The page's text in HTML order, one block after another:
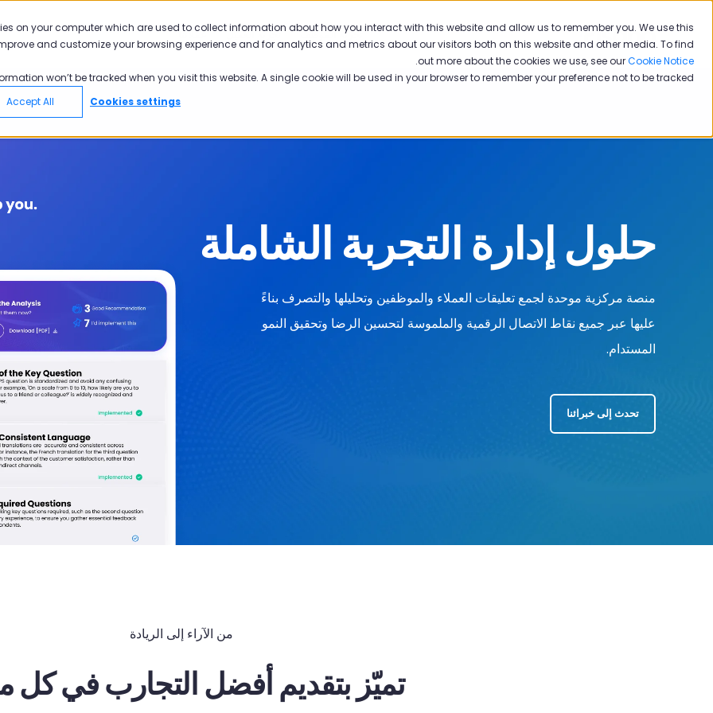
on your computer which are used to collect information about how you interact with this website and allow us to remember you. We use this
and customize your browsing experience and for analytics and metrics about our visitors both on this website and other media. To find
out more about the cookies we use, see ourCookie Notice
.
won’t be tracked when you visit this website. A single cookie will be used in your browser to remember your preference not to be tracked.
Cookies settings
Accept All
عملائنا تجربة العميل تجربة الموظف
حلول إدارة التجربة الشاملة
منصة مركزية موحدة لجمع تعليقات العملاء والموظفين وتحليلها والتصرف بناءً
عليها عبر جميع نقاط الاتصال الرقمية والملموسة لتحسين الرضا وتحقيق النمو
المستدام.
تحدث إلى خبرائنا
من الآراء إلى الريادة
تميّز بتقديم أفضل التجارب في كل